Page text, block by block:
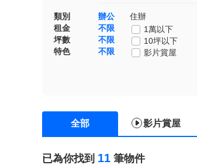
類別 辦公
住辦
租金
不限 1萬以下
坪數
不限 10坪以下
特色
不限 影片賞屋
全部 影片賞屋
已為你找到 11 筆物件